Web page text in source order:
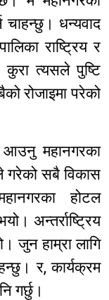
चाहन्छु। धन्यवाद
राष्ट्रिय र
कुरा त्यसले पुष्टि
रोजाइमा परेको
आउनु महानगरका
गरेको सबै विकास
होटल
अन्तर्राष्ट्रिय
जुन हाम्रा लागि
र, कार्यक्रम
गर्छु।